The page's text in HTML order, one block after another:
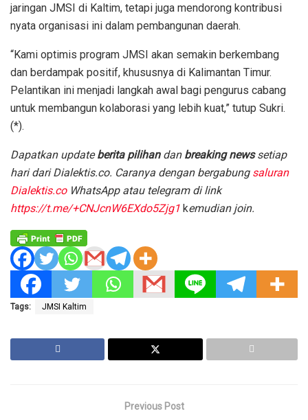
jaringan JMSI di Kaltim, tetapi juga mendorong kontribusi
nyata organisasi ini dalam pembangunan daerah.
“Kami optimis program JMSI akan semakin berkembang
dan berdampak positif, khususnya di Kalimantan Timur.
Pelantikan ini menjadi langkah awal bagi pengurus cabang
untuk membangun kolaborasi yang lebih kuat,” tutup Sukri.
(*).
Dapatkan updateberita pilihan dan breaking newssetiap
hari dari Dialektis.co. Caranya dengan bergabung saluran
Dialektis.coWhatsApp atau telegram di link
https://t.me/+CNJcnW6EXdo5Zjg1 kemudian join.
Tags: JMSI Kaltim
Previous Post